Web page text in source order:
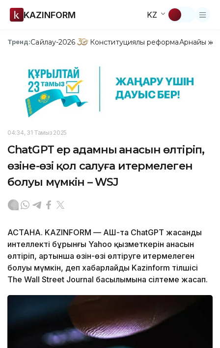
KAZINFORM KZ
Тренд:Сайлау-2026 Конституциялық реформаАрнайы
04:34, 31 Тамыз 2025
ChatGPT ер адамның анасын өлтіріп,
өзіне-өзі қол салуға итермелеген
болуы мүмкін – WSJ
АСТАНА. KAZINFORM — АҚШ-та ChatGPT жасанды
интеллекті бұрынғы Yahoo қызметкерін анасын
өлтіріп, артынша өзін-өзі өлтіруге итермелеген
болуы мүмкін, деп хабарлайды Kazinform тілшісі
The Wall Street Journal басылымына сілтеме жасап.